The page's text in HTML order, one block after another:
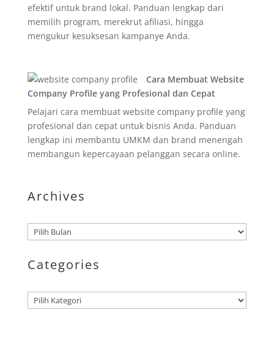
efektif untuk brand lokal. Panduan lengkap dari
memilih program, merekrut afiliasi, hingga
mengukur kesuksesan kampanye Anda.
Cara Membuat Website
Company Profile yang Profesional dan Cepat
Pelajari cara membuat website company profile yang
profesional dan cepat untuk bisnis Anda. Panduan
lengkap ini membantu UMKM dan brand menengah
membangun kepercayaan pelanggan secara online.
Archives
Arsip
Categories
Kategori